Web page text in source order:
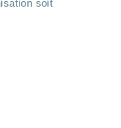
soit